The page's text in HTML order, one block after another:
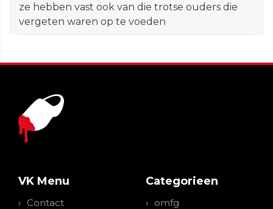
ze hebben vast ook van die trotse ouders die
vergeten waren op te voeden
VK Menu
Contact
Categorieen
omfg